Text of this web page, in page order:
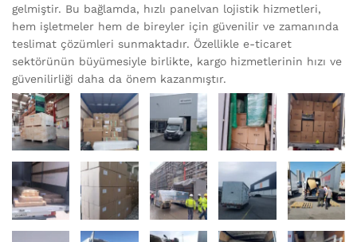
gelmiştir. Bu bağlamda, hızlı panelvan lojistik hizmetleri,
hem işletmeler hem de bireyler için güvenilir ve zamanında
teslimat çözümleri sunmaktadır. Özellikle e-ticaret
sektörünün büyümesiyle birlikte, kargo hizmetlerinin hızı ve
güvenilirliği daha da önem kazanmıştır.